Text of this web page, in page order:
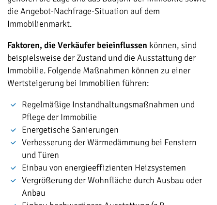
die Angebot-Nachfrage-Situation auf dem
Immobilienmarkt.
Faktoren, die Verkäufer beieinflussen können, sind
beispielsweise der Zustand und die Ausstattung der
Immobilie. Folgende Maßnahmen können zu einer
Wertsteigerung bei Immobilien führen:
Regelmäßige Instandhaltungsmaßnahmen und
Pflege der Immobilie
Energetische Sanierungen
Verbesserung der Wärmedämmung bei Fenstern
und Türen
Einbau von energieeffizienten Heizsystemen
Vergrößerung der Wohnfläche durch Ausbau oder
Anbau